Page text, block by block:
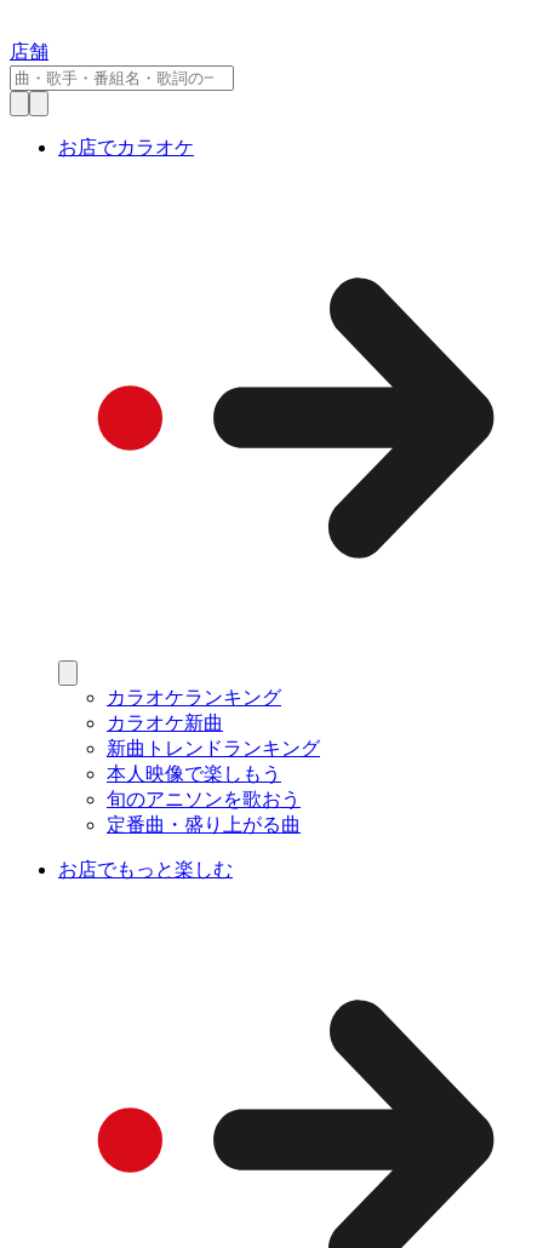
店舗
お店でカラオケ
カラオケランキング
カラオケ新曲
新曲トレンドランキング
本人映像で楽しもう
旬のアニソンを歌おう
定番曲・盛り上がる曲
お店でもっと楽しむ